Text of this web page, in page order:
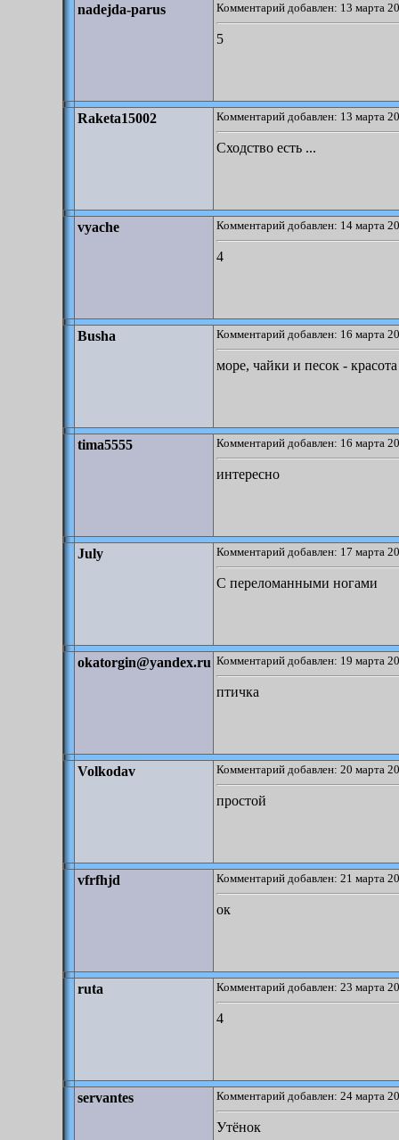
nadejda-parus Комментарий добавлен: 13 марта
5
Raketa15002 Комментарий добавлен: 13 марта
Сходство есть ...
vyache Комментарий добавлен: 14 марта
4
Busha Комментарий добавлен: 16 марта
море, чайки и песок - красота
tima5555 Комментарий добавлен: 16 марта
интересно
July Комментарий добавлен: 17 марта
С переломанными ногами
okatorgin@yandex.ru Комментарий добавлен: 19 марта
птичка
Volkodav Комментарий добавлен: 20 марта
простой
vfrfhjd Комментарий добавлен: 21 марта
ок
ruta Комментарий добавлен: 23 марта
4
servantes Комментарий добавлен: 24 марта
Утёнок